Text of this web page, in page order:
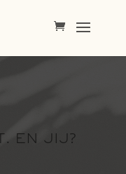
EN JIJ?